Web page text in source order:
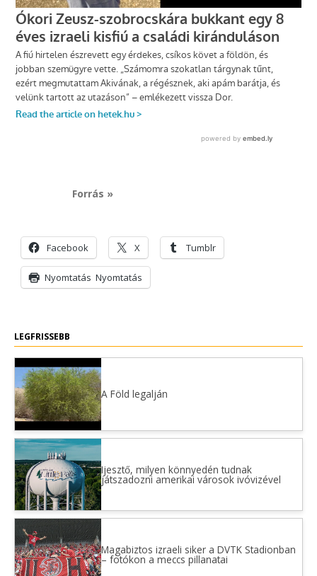
Forrás »
Facebook X Tumblr
Nyomtatás Nyomtatás
LEGFRISSEBB
A Föld legalján
Ijesztő, milyen könnyedén tudnak
játszadozni amerikai városok ivóvizével
Magabiztos izraeli siker a DVTK Stadionban
– fotókon a meccs pillanatai